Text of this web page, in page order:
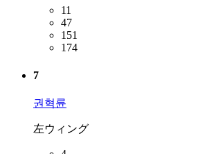
11
47
151
174
7
권혁륜
左ウィング